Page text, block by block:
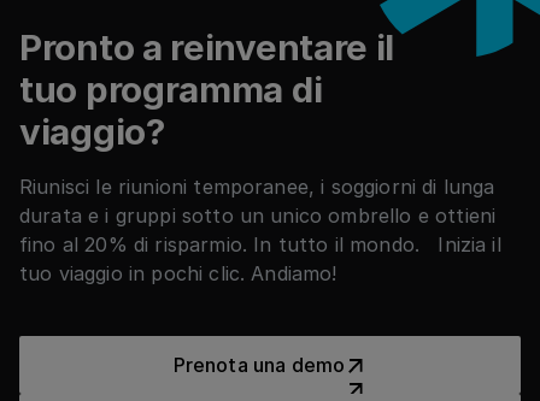
perfettamente con SAP Concur, Cytric e altri.
Pronto a reinventare il
tuo programma di
viaggio?
Riunisci le riunioni temporanee, i soggiorni di lunga
durata e i gruppi sotto un unico ombrello e ottieni
fino al 20% di risparmio. In tutto il mondo. Inizia il
tuo viaggio in pochi clic. Andiamo!
Prenota una demo